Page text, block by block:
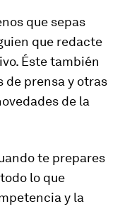
que sepas
que redacte
Éste también
de prensa y otras
de la
te prepares
lo que
y la